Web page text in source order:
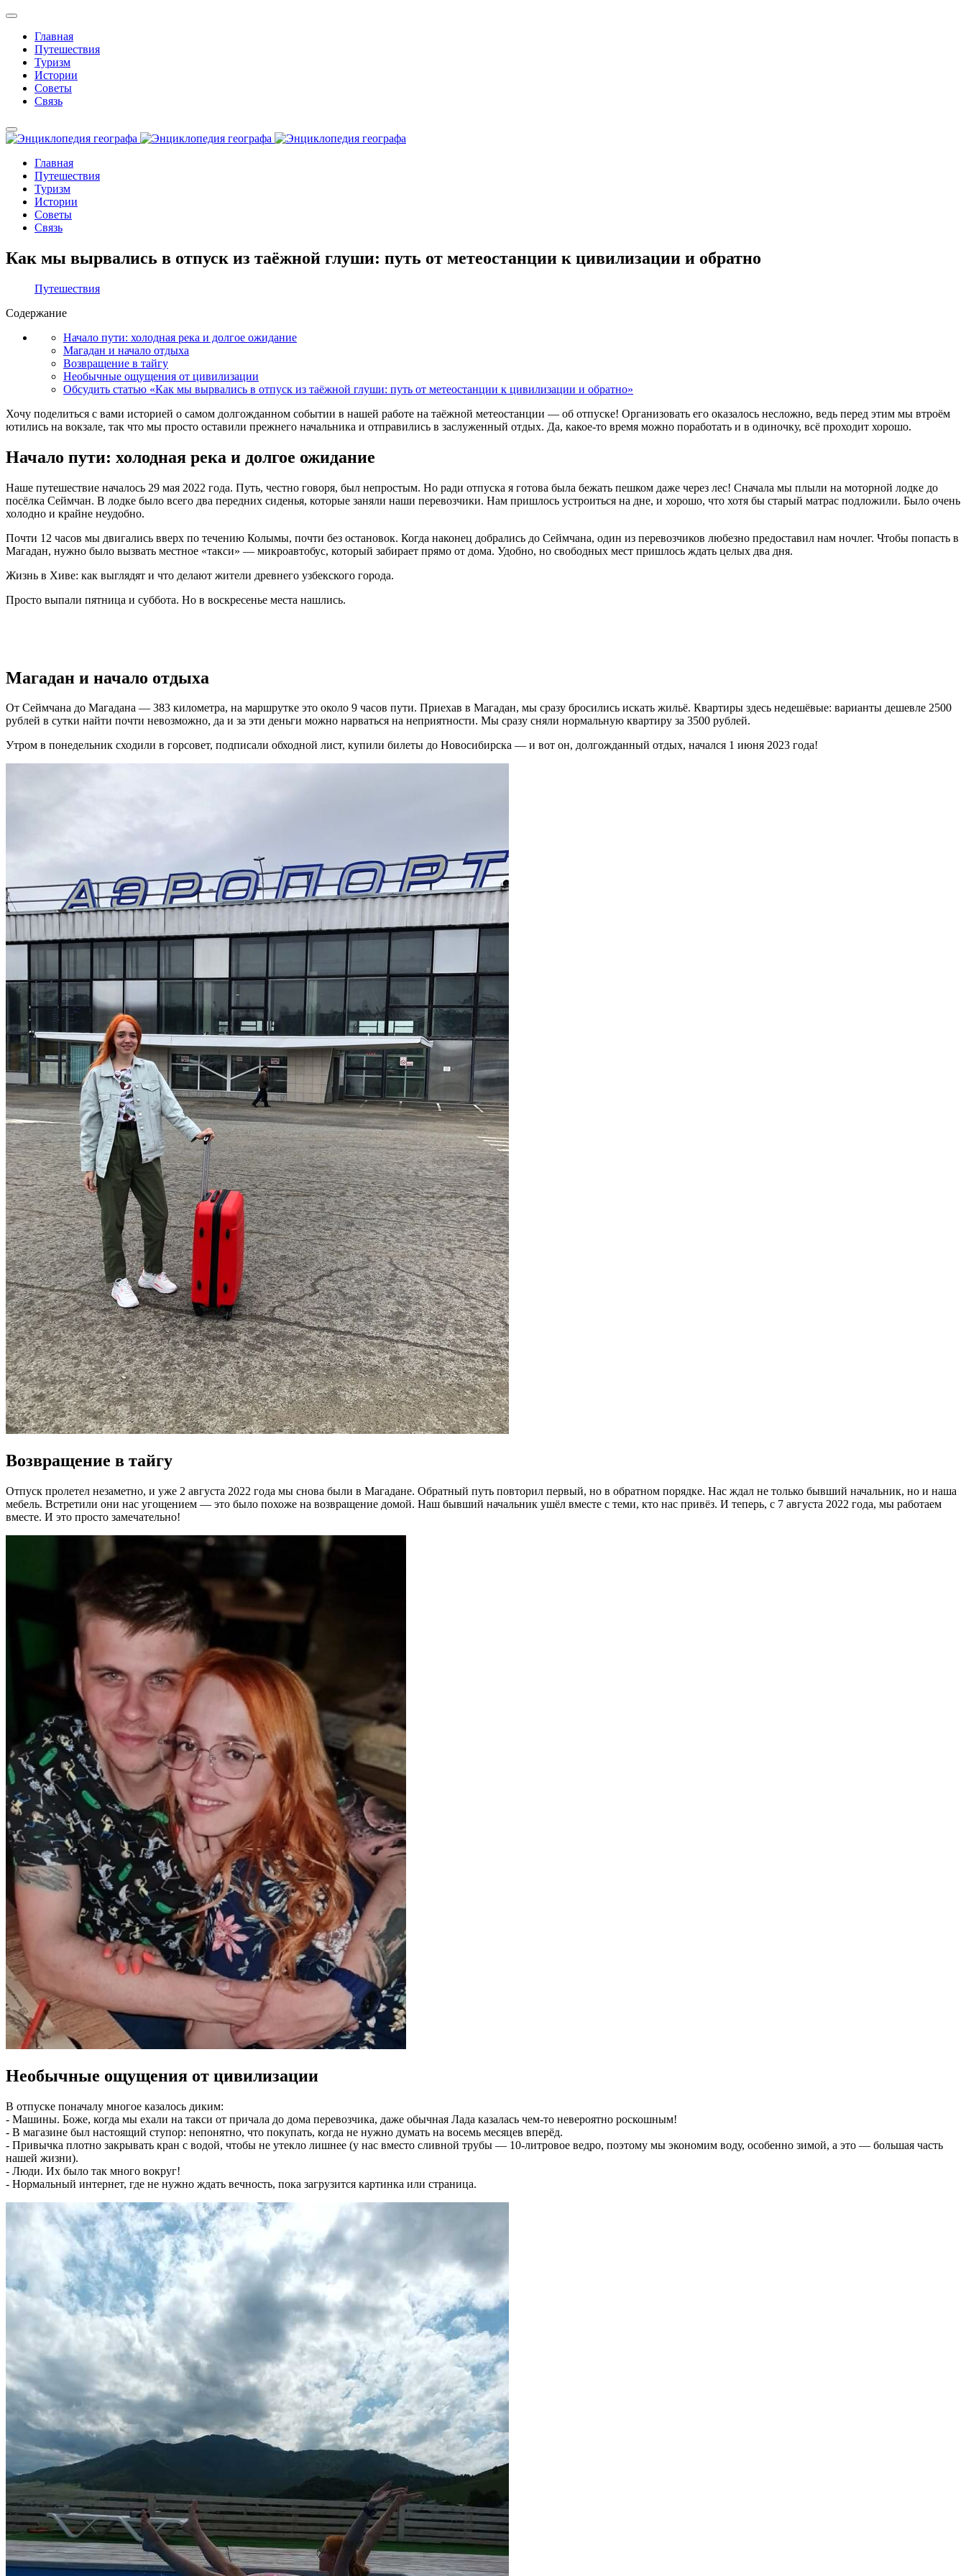
Главная
Путешествия
Туризм
Истории
Советы
Связь
Главная
Путешествия
Туризм
Истории
Советы
Связь
Как мы вырвались в отпуск из таёжной глуши: путь от метеостанции к цивилизации и обратно
Путешествия
Содержание
Начало пути: холодная река и долгое ожидание
Магадан и начало отдыха
Возвращение в тайгу
Необычные ощущения от цивилизации
Обсудить статью «Как мы вырвались в отпуск из таёжной глуши: путь от метеостанции к цивилизации и обратно»
Хочу поделиться с вами историей о самом долгожданном событии в нашей работе на таёжной метеостанции — об отпуске! Организовать его оказалось несложно, ведь перед этим мы втроём
ютились на вокзале, так что мы просто оставили прежнего начальника и отправились в заслуженный отдых. Да, какое-то время можно поработать и в одиночку, всё проходит хорошо.
Начало пути: холодная река и долгое ожидание
Наше путешествие началось 29 мая 2022 года. Путь, честно говоря, был непростым. Но ради отпуска я готова была бежать пешком даже через лес! Сначала мы плыли на моторной лодке до
посёлка Сеймчан. В лодке было всего два передних сиденья, которые заняли наши перевозчики. Нам пришлось устроиться на дне, и хорошо, что хотя бы старый матрас подложили. Было очень
холодно и крайне неудобно.
Почти 12 часов мы двигались вверх по течению Колымы, почти без остановок. Когда наконец добрались до Сеймчана, один из перевозчиков любезно предоставил нам ночлег. Чтобы попасть в
Магадан, нужно было вызвать местное «такси» — микроавтобус, который забирает прямо от дома. Удобно, но свободных мест пришлось ждать целых два дня.
Жизнь в Хиве: как выглядят и что делают жители древнего узбекского города.
Просто выпали пятница и суббота. Но в воскресенье места нашлись.
Магадан и начало отдыха
От Сеймчана до Магадана — 383 километра, на маршрутке это около 9 часов пути. Приехав в Магадан, мы сразу бросились искать жильё. Квартиры здесь недешёвые: варианты дешевле 2500
рублей в сутки найти почти невозможно, да и за эти деньги можно нарваться на неприятности. Мы сразу сняли нормальную квартиру за 3500 рублей.
Утром в понедельник сходили в горсовет, подписали обходной лист, купили билеты до Новосибирска — и вот он, долгожданный отдых, начался 1 июня 2023 года!
Возвращение в тайгу
Отпуск пролетел незаметно, и уже 2 августа 2022 года мы снова были в Магадане. Обратный путь повторил первый, но в обратном порядке. Нас ждал не только бывший начальник, но и наша
мебель. Встретили они нас угощением — это было похоже на возвращение домой. Наш бывший начальник ушёл вместе с теми, кто нас привёз. И теперь, с 7 августа 2022 года, мы работаем
вместе. И это просто замечательно!
Необычные ощущения от цивилизации
В отпуске поначалу многое казалось диким:
- Машины. Боже, когда мы ехали на такси от причала до дома перевозчика, даже обычная Лада казалась чем-то невероятно роскошным!
- В магазине был настоящий ступор: непонятно, что покупать, когда не нужно думать на восемь месяцев вперёд.
- Привычка плотно закрывать кран с водой, чтобы не утекло лишнее (у нас вместо сливной трубы — 10-литровое ведро, поэтому мы экономим воду, особенно зимой, а это — большая часть
нашей жизни).
- Люди. Их было так много вокруг!
- Нормальный интернет, где не нужно ждать вечность, пока загрузится картинка или страница.